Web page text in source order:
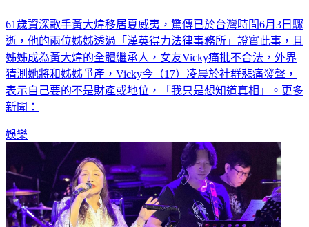
61歲資深歌手黃大煒移居夏威夷，驚傳已於台灣時間6月3日驟
逝，他的兩位姊姊透過「漢英得力法律事務所」證實此事，且
姊姊成為黃大煒的全體繼承人，女友Vicky痛批不合法，外界
猜測她將和姊姊爭產，Vicky今（17）凌晨於社群悲痛發聲，
表示自己要的不是財產或地位，「我只是想知道真相」。更多